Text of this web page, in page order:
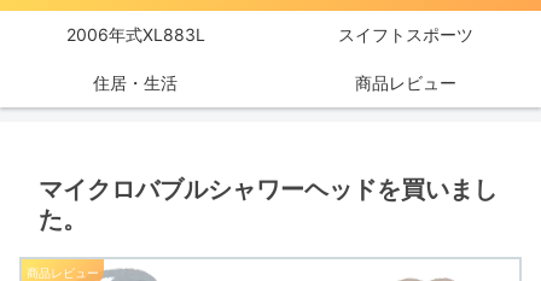
2006年式XL883L スイフトスポーツ
住居・生活 商品レビュー
マイクロバブルシャワーヘッドを買いまし
た。
商品レビュー